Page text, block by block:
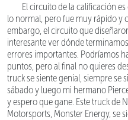
El circuito de la calificación
lo normal, pero fue muy rápido y
embargo, el circuito que
interesante ver dónde
errores importantes. Podríamos
puntos, pero al final no quieres
truck se siente genial, siempre se
sábado y luego mi hermano
y espero que gane. Este truck de
Motorsports, Monster Energy, se